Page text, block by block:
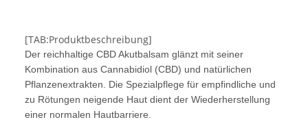
[TAB:Produktbeschreibung]
Der reichhaltige CBD Akutbalsam glänzt mit seiner
Kombination aus Cannabidiol (CBD) und natürlichen
Pflanzenextrakten. Die Spezialpflege für empfindliche und
zu Rötungen neigende Haut dient der Wiederherstellung
einer normalen Hautbarriere.